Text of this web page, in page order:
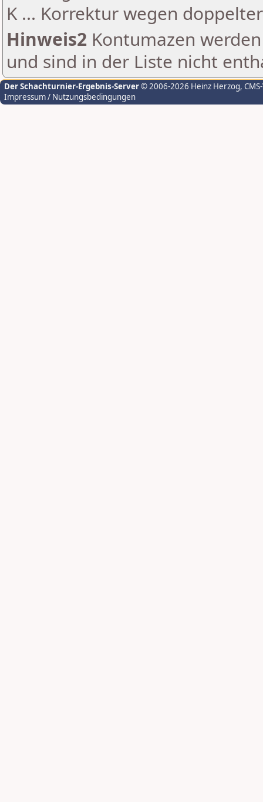
K ... Korrektur wegen
Hinweis2 Kontumazen
und sind in der Liste nicht
Der Schachturnier-Ergebnis-Server© 2006-2026 Heinz Herzog,
Impressum / Nutzungsbedingungen